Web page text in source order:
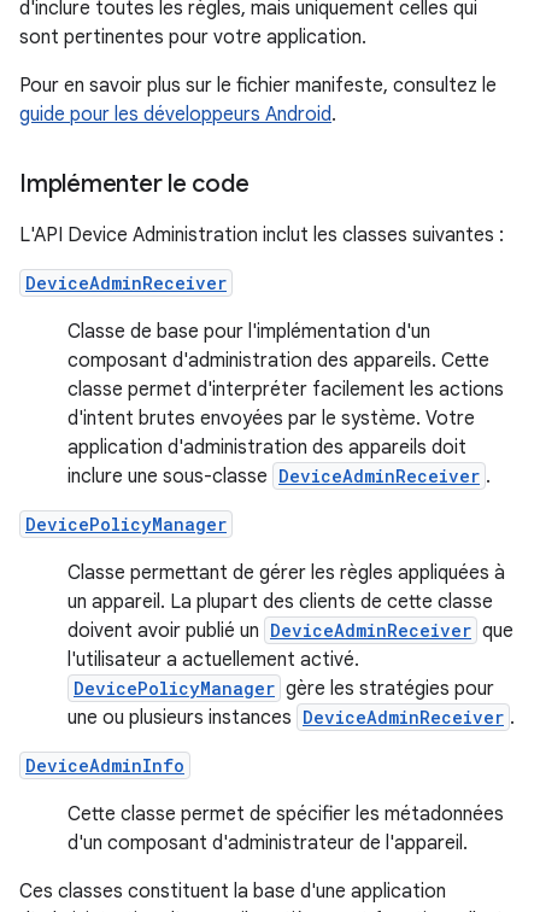
d'inclure toutes les règles, mais uniquement celles qui
sont pertinentes pour votre application.
Pour en savoir plus sur le fichier manifeste, consultez le
guide pour les développeurs Android.
Implémenter le code
L'API Device Administration inclut les classes suivantes :
DeviceAdminReceiver
Classe de base pour l'implémentation d'un
composant d'administration des appareils. Cette
classe permet d'interpréter facilement les actions
d'intent brutes envoyées par le système. Votre
application d'administration des appareils doit
inclure une sous-classe DeviceAdminReceiver .
DevicePolicyManager
Classe permettant de gérer les règles appliquées à
un appareil. La plupart des clients de cette classe
doivent avoir publié un DeviceAdminReceiver que
l'utilisateur a actuellement activé.
DevicePolicyManager gère les stratégies pour
une ou plusieurs instances DeviceAdminReceiver .
DeviceAdminInfo
Cette classe permet de spécifier les métadonnées
d'un composant d'administrateur de l'appareil.
Ces classes constituent la base d'une application